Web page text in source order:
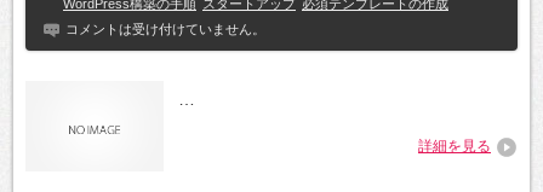
WordPress構築の手順 スタートアップ 必須テンプレートの作成
コメントは受け付けていません。
詳細を見る